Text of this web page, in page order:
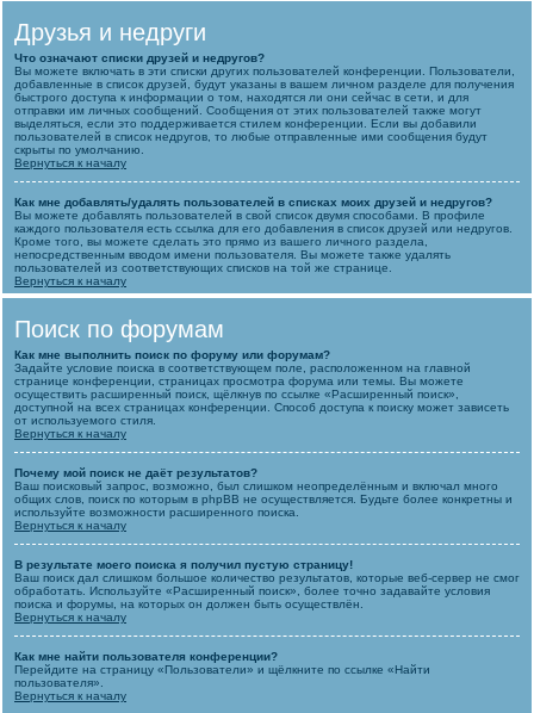
Друзья и недруги
Что означают списки друзей и недругов?
Вы можете включать в эти списки других пользователей конференции. Пользователи,
добавленные в список друзей, будут указаны в вашем личном разделе для получения
быстрого доступа к информации о том, находятся ли они сейчас в сети, и для
отправки им личных сообщений. Сообщения от этих пользователей также могут
выделяться, если это поддерживается стилем конференции. Если вы добавили
пользователей в список недругов, то любые отправленные ими сообщения будут
скрыты по умолчанию.
Вернуться к началу
Как мне добавлять/удалять пользователей в списках моих друзей и недругов?
Вы можете добавлять пользователей в свой список двумя способами. В профиле
каждого пользователя есть ссылка для его добавления в список друзей или недругов.
Кроме того, вы можете сделать это прямо из вашего личного раздела,
непосредственным вводом имени пользователя. Вы можете также удалять
пользователей из соответствующих списков на той же странице.
Вернуться к началу
Поиск по форумам
Как мне выполнить поиск по форуму или форумам?
Задайте условие поиска в соответствующем поле, расположенном на главной
странице конференции, страницах просмотра форума или темы. Вы можете
осуществить расширенный поиск, щёлкнув по ссылке «Расширенный поиск»,
доступной на всех страницах конференции. Способ доступа к поиску может зависеть
от используемого стиля.
Вернуться к началу
Почему мой поиск не даёт результатов?
Ваш поисковый запрос, возможно, был слишком неопределённым и включал много
общих слов, поиск по которым в phpBB не осуществляется. Будьте более конкретны и
используйте возможности расширенного поиска.
Вернуться к началу
В результате моего поиска я получил пустую страницу!
Ваш поиск дал слишком большое количество результатов, которые веб-сервер не смог
обработать. Используйте «Расширенный поиск», более точно задавайте условия
поиска и форумы, на которых он должен быть осуществлён.
Вернуться к началу
Как мне найти пользователя конференции?
Перейдите на страницу «Пользователи» и щёлкните по ссылке «Найти
пользователя».
Вернуться к началу